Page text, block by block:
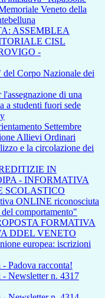
Veneto della
ASSEMBLEA
CISL
-
Corpo Nazionale dei
di una
a studenti fuori sede
Settembre
Allievi Ordinari
e la circolazione dei
IN
- INFORMATIVA
SCOLASTICO
ONLINE riconosciuta
comportamento"
FORMATIVA
DDEL VENETO
europea: iscrizioni
Padova racconta!
Newsletter n. 4317